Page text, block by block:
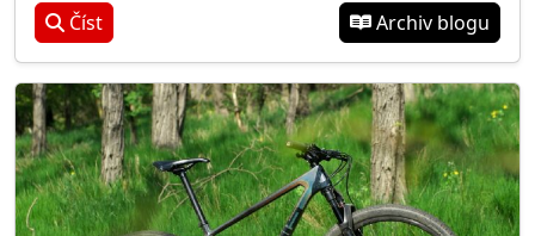
Číst Archiv blogu